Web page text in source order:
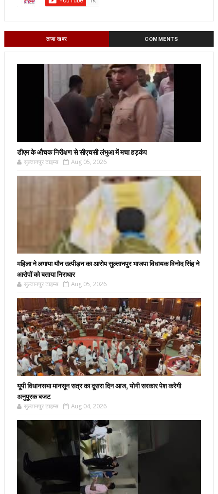
ताजा खबर COMMENTS
डीएम के औचक निरीक्षण से सीएचसी लंभुआ में मचा हड़कंप
सुल्तानपुर टाइम्स Aug 05, 2026
महिला ने लगाया यौन उत्पीड़न का आरोप सुल्तानपुर भाजपा विधायक विनोद सिंह ने
आरोपों को बताया निराधार
सुल्तानपुर टाइम्स Aug 05, 2026
यूपी विधानसभा मानसून सत्र का दूसरा दिन आज, योगी सरकार पेश करेगी
अनुपूरक बजट
सुल्तानपुर टाइम्स Aug 04, 2026